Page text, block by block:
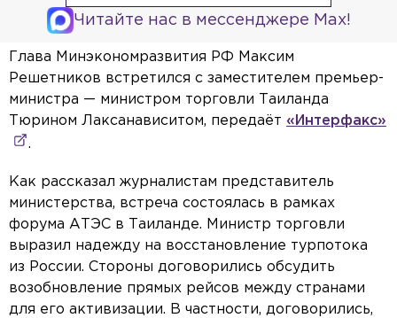
Читайте нас в мессенджере Max!
Глава Минэкономразвития РФ Максим
Решетников встретился с заместителем премьер-
министра — министром торговли Таиланда
Тюрином Лаксанависитом, передаёт «Интерфакс»
.
Как рассказал журналистам представитель
министерства, встреча состоялась в рамках
форума АТЭС в Таиланде. Министр торговли
выразил надежду на восстановление турпотока
из России. Стороны договорились обсудить
возобновление прямых рейсов между странами
для его активизации. В частности, договорились,